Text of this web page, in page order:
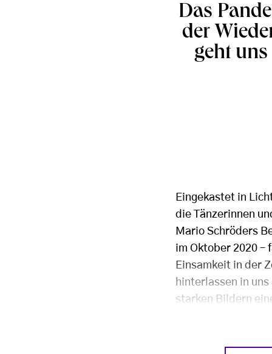
Das
der
geht
Eingekastet in
die Tänzerinnen
Mario Schröders
im Oktober 2020 –
Einsamkeit in der
hinterlassen in
starken Bildern